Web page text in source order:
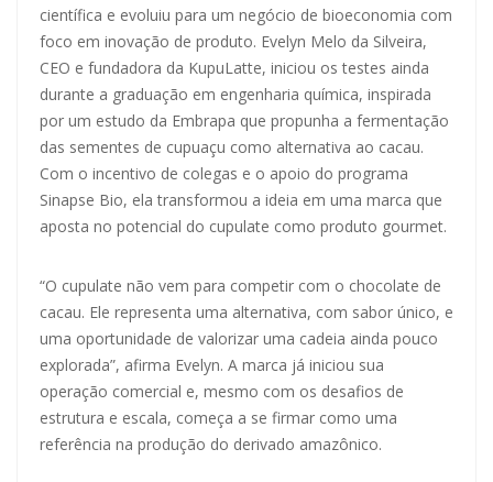
científica e evoluiu para um negócio de bioeconomia com
foco em inovação de produto. Evelyn Melo da Silveira,
CEO e fundadora da KupuLatte, iniciou os testes ainda
durante a graduação em engenharia química, inspirada
por um estudo da Embrapa que propunha a fermentação
das sementes de cupuaçu como alternativa ao cacau.
Com o incentivo de colegas e o apoio do programa
Sinapse Bio, ela transformou a ideia em uma marca que
aposta no potencial do cupulate como produto gourmet.
“O cupulate não vem para competir com o chocolate de
cacau. Ele representa uma alternativa, com sabor único, e
uma oportunidade de valorizar uma cadeia ainda pouco
explorada”, afirma Evelyn. A marca já iniciou sua
operação comercial e, mesmo com os desafios de
estrutura e escala, começa a se firmar como uma
referência na produção do derivado amazônico.